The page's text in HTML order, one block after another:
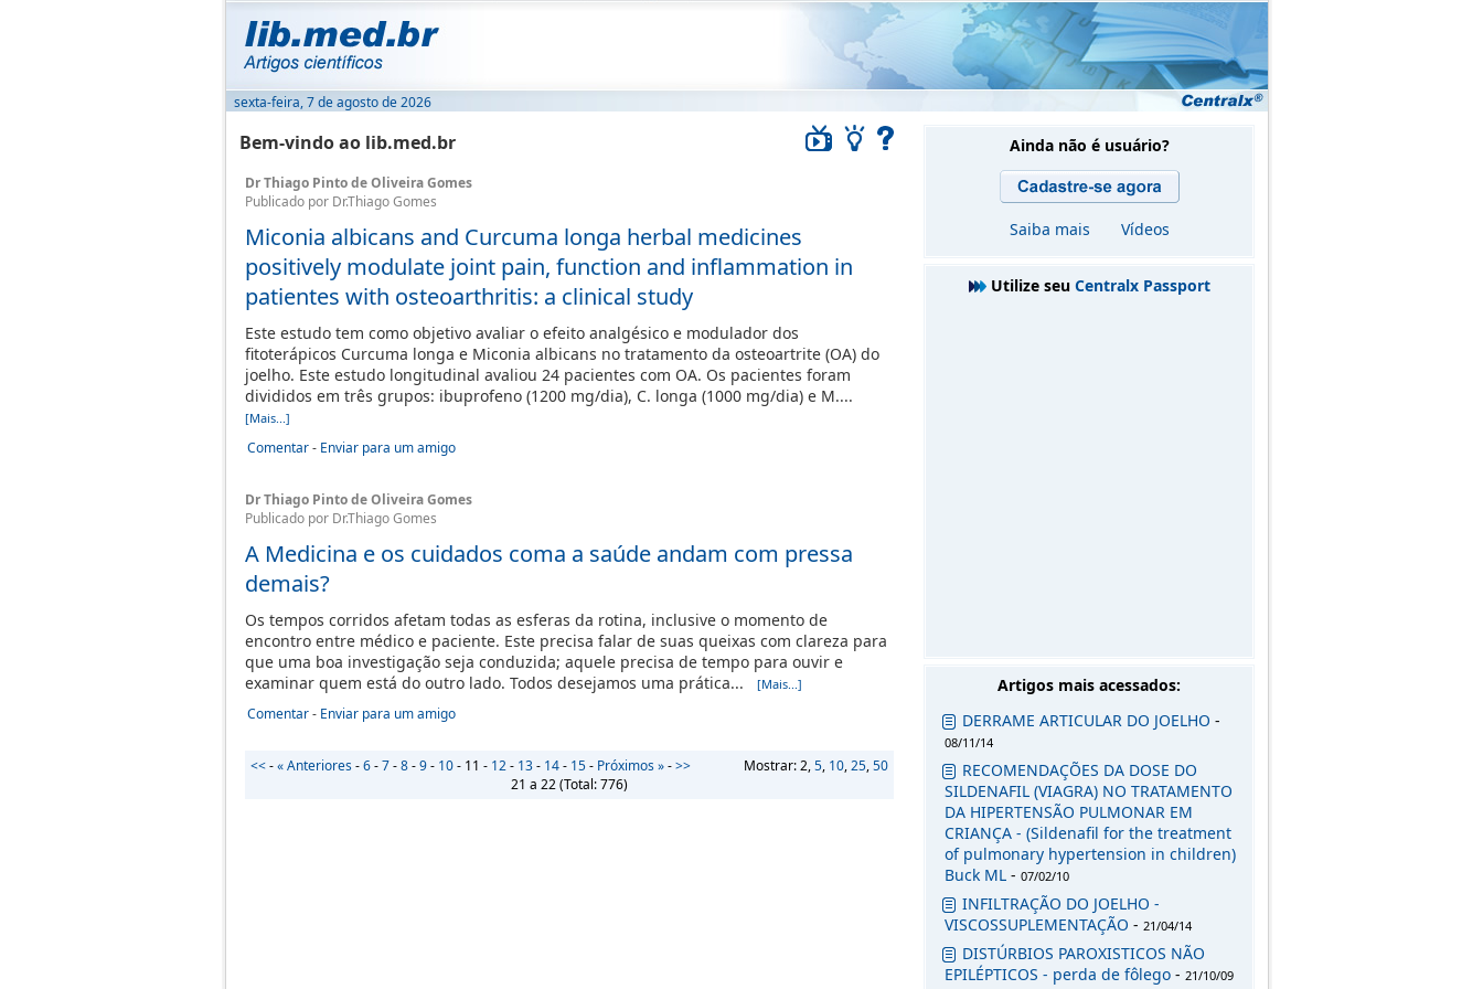
sexta-feira, 7 de agosto de 2026
Bem-vindo ao lib.med.br
Dr Thiago Pinto de Oliveira Gomes
Publicado por Dr.Thiago Gomes
Miconia albicans and Curcuma longa herbal medicines
positively modulate joint pain, function and inflammation in
patientes with osteoarthritis: a clinical study
Este estudo tem como objetivo avaliar o efeito analgésico e modulador dos
fitoterápicos Curcuma longa e Miconia albicans no tratamento da osteoartrite (OA) do
joelho. Este estudo longitudinal avaliou 24 pacientes com OA. Os pacientes foram
divididos em três grupos: ibuprofeno (1200 mg/dia), C. longa (1000 mg/dia) e M....
[Mais...]
Comentar- Enviar para um amigo
Dr Thiago Pinto de Oliveira Gomes
Publicado por Dr.Thiago Gomes
A Medicina e os cuidados coma a saúde andam com pressa
demais?
Os tempos corridos afetam todas as esferas da rotina, inclusive o momento de
encontro entre médico e paciente. Este precisa falar de suas queixas com clareza para
que uma boa investigação seja conduzida; aquele precisa de tempo para ouvir e
examinar quem está do outro lado. Todos desejamos uma prática...
[Mais...]
Comentar- Enviar para um amigo
Mostrar: 2,5, 10,25,50
<<-« Anteriores-6-7-8-9- 10- 11 - 12- 13- 14- 15- Próximos »->>
21 a 22(Total:776)
Ainda não é usuário?
Saiba mais Vídeos
Utilize seu Centralx Passport
Artigos mais acessados:
DERRAME ARTICULAR DO JOELHO -
08/11/14
RECOMENDAÇÕES DA DOSE DO
SILDENAFIL (VIAGRA) NO TRATAMENTO
DA HIPERTENSÃO PULMONAR EM
CRIANÇA - (Sildenafil for the treatment
of pulmonary hypertension in children)
Buck ML - 07/02/10
INFILTRAÇÃO DO JOELHO -
VISCOSSUPLEMENTAÇÃO - 21/04/14
DISTÚRBIOS PAROXISTICOS NÃO
EPILÉPTICOS - perda de fôlego - 21/10/09